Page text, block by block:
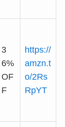
3
6%
OF
F
https://
amzn.t
o/2Rs
RpYT